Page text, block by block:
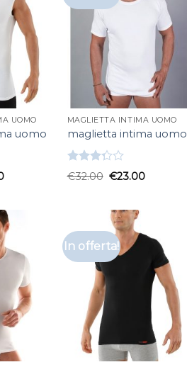
UOMO
uomo
MAGLIETTA INTIMA UOMO
maglietta intima uomo
Valutato
3.33su
€32.00 €23.00
In offerta!